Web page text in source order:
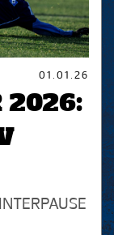
01.01.26
2026: